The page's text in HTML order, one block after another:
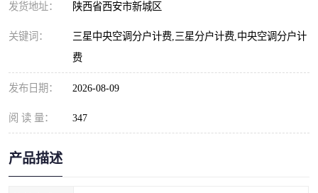
发货地址： 陕西省西安市新城区
关键词：
三星中央空调分户计费,三星分户计费,中央空调分户计
费
发布日期： 2026-08-09
阅 读 量： 347
产品描述